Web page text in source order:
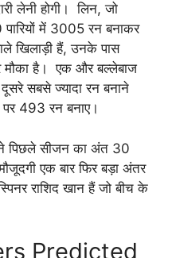
लेनी होगी। लिन, जो
में 3005 रन बनाकर
खिलाड़ी हैं, उनके पास
मौका है। एक और बल्लेबाज
सबसे ज्यादा रन बनाने
पर 493 रन बनाए।
पिछले सीजन का अंत 30
एक बार फिर बड़ा अंतर
राशिद खान हैं जो बीच के
Predicted